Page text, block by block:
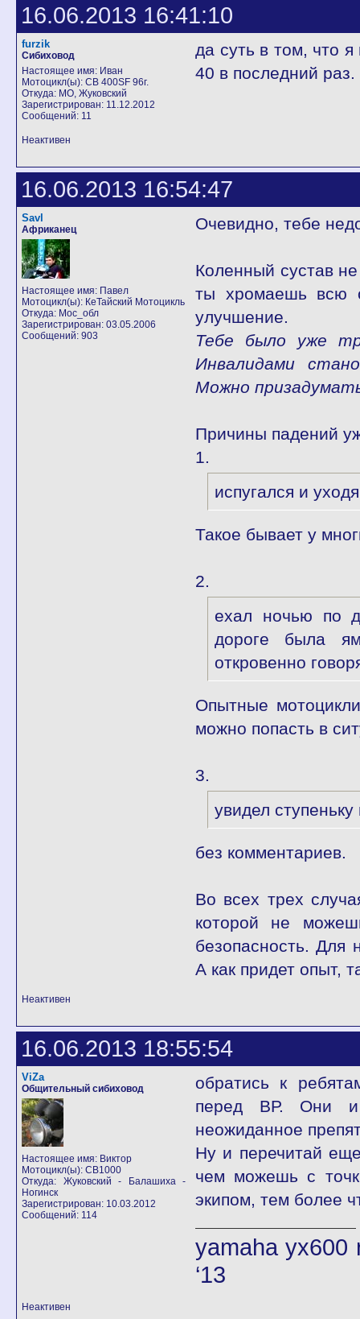
16.06.2013 16:41:10
furzik
Сибиховод
Настоящее имя: Иван
Мотоцикл(ы): CB 400SF 96г.
Откуда: МО, Жуковский
Зарегистрирован: 11.12.2012
Сообщений: 11
да суть в том, что
40 в последний
Неактивен
16.06.2013 16:54:47
Savl
Африканец
Настоящее имя: Павел
Мотоцикл(ы): КеТайский Мотоцикль
Откуда: Мос_обл
Зарегистрирован: 03.05.2006
Сообщений: 903
Очевидно, тебе
Коленный сустав
ты хромаешь всю
улучшение.
Тебе было уже
Инвалидами
Можно
Причины падений
1.
испугался и
Такое бывает у
2.
ехал ночью по
дороге была
откровенно
Опытные
можно попасть в
3.
увидел
без комментариев.
Во всех трех
которой не
безопасность. Для
А как придет опыт,
Неактивен
16.06.2013 18:55:54
ViZa
Общительный сибиховод
Настоящее имя: Виктор
Мотоцикл(ы): CB1000
Откуда: Жуковский - Балашиха -
Ногинск
Зарегистрирован: 10.03.2012
Сообщений: 114
обратись к
перед ВР. Они и
неожиданное
Ну и перечитай
чем можешь с
экипом, тем более
yamaha
‘13
Неактивен